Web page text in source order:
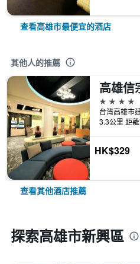
查看高雄市最便宜的酒店
其他人的推薦
4星級
台灣高雄市
3.3公里 距
HK$329
查看其他酒店推薦
探索高雄市新興區